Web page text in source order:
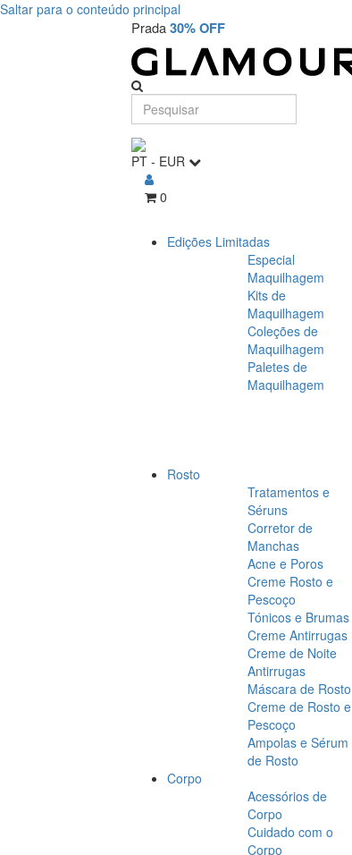
Saltar para o conteúdo principal
Prada30% OFF
PT - EUR
0
Edições Limitadas
Especial
Maquilhagem
Kits de
Maquilhagem
Coleções de
Maquilhagem
Paletes de
Maquilhagem
Rosto
Tratamentos e
Séruns
Corretor de
Manchas
Acne e Poros
Creme Rosto e
Pescoço
Tónicos e Brumas
Creme Antirrugas
Creme de Noite
Antirrugas
Máscara de Rosto
Creme de Rosto e
Pescoço
Ampolas e Sérum
de Rosto
Corpo
Acessórios de
Corpo
Cuidado com o
Corpo